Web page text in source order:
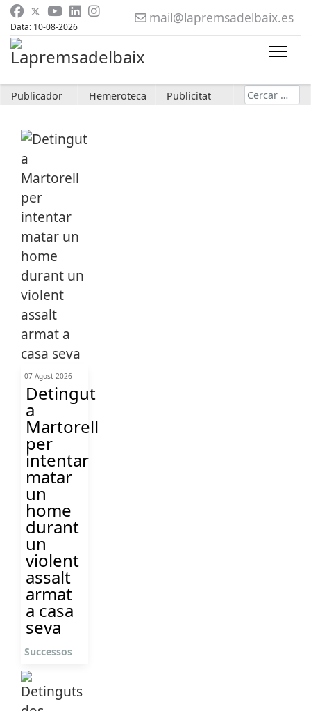
Data: 10-08-2026
mail@lapremsadelbaix.es
Publicador Hemeroteca Publicitat Cerca
07 Agost 2026
Detingut
a
Martorell
per
intentar
matar
un
home
durant
un
violent
assalt
armat
a casa
seva
Successos